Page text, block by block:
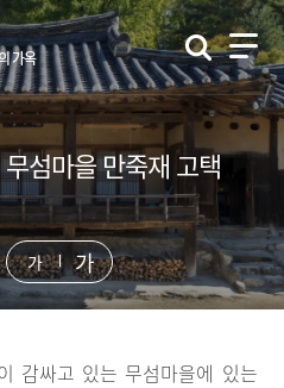
가옥
섬마을 만죽재 고택
가 가
감싸고 있는 무섬마을에 있는